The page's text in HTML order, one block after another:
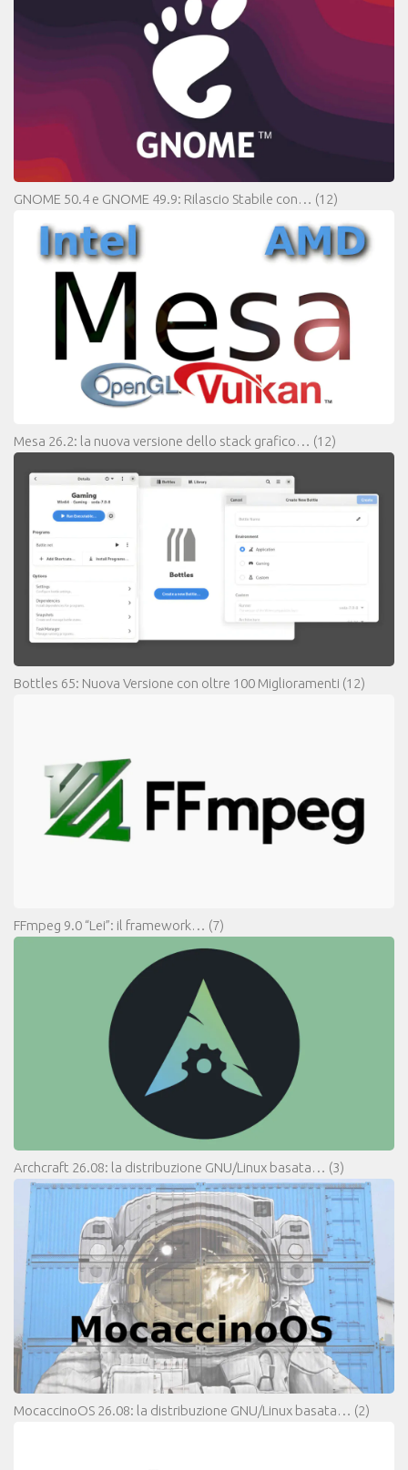
GNOME 50.4 e GNOME 49.9: Rilascio Stabile con… (12)
Mesa 26.2: la nuova versione dello stack grafico… (12)
Bottles 65: Nuova Versione con oltre 100 Miglioramenti (12)
FFmpeg 9.0 “Lei”: il framework… (7)
Archcraft 26.08: la distribuzione GNU/Linux basata… (3)
MocaccinoOS 26.08: la distribuzione GNU/Linux basata… (2)